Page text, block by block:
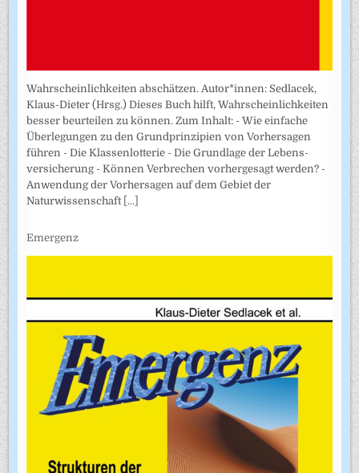
Wahrscheinlichkeiten abschätzen. Autor*innen: Sedlacek,
Klaus-Dieter (Hrsg.) Dieses Buch hilft, Wahrscheinlichkeiten
besser beurteilen zu können. Zum Inhalt: - Wie einfache
Überlegungen zu den Grundprinzipien von Vorhersagen
führen - Die Klassenlotterie - Die Grundlage der Lebens­
versicherung - Können Verbrechen vorhergesagt werden? -
Anwendung der Vorhersagen auf dem Gebiet der
Naturwissenschaft [...]
Emergenz